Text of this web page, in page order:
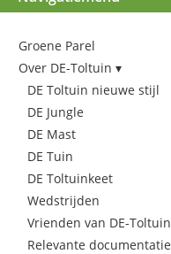
Groene Parel
Over DE-Toltuin
DE Toltuin nieuwe stijl
DE Jungle
DE Mast
DE Tuin
DE Toltuinkeet
Wedstrijden
Vrienden van DE-Toltuin
Relevante documentatie